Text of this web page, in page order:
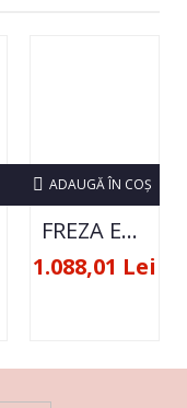
FREZA ELECTRICA STRONG 210 35000 RPM- ORIGINALA
1.088,01 Lei
ADAUGĂ ÎN COŞ